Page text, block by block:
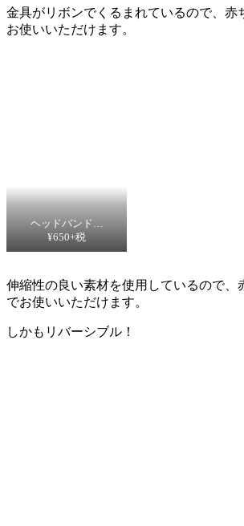
金具がリボンでくるまれているので、赤
お使いいただけます。
ヘッドバンド…
¥650+税
伸縮性の良い素材を使用しているので、
でお使いいただけます。
しかもリバーシブル！